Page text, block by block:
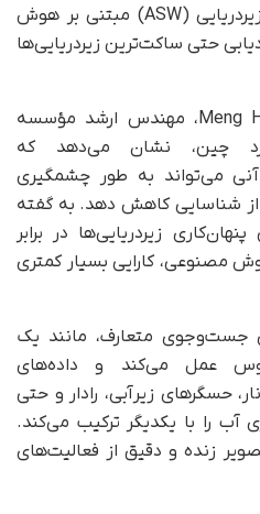
که این سیستم پیشرفته ضدزیردریایی (ASW) مبتنی بر هوش
حتی ساکت‌ترین زیردریایی‌ها
این تحقیق به سرپرستی Meng Hao، مهندس ارشد مؤسسه
چین، نشان می‌دهد که
می‌تواند به‌ طور چشمگیری
از شناسایی کاهش دهد. به گفته
زیردریایی‌ها در برابر
مصنوعی، کارایی بسیار کمتری
جست‌وجوی متعارف، مانند یک
عمل می‌کند و داده‌های
حسگرهای زیرآبی، رادار و حتی
آب را با یکدیگر ترکیب می‌کند.
زنده و دقیق از فعالیت‌های